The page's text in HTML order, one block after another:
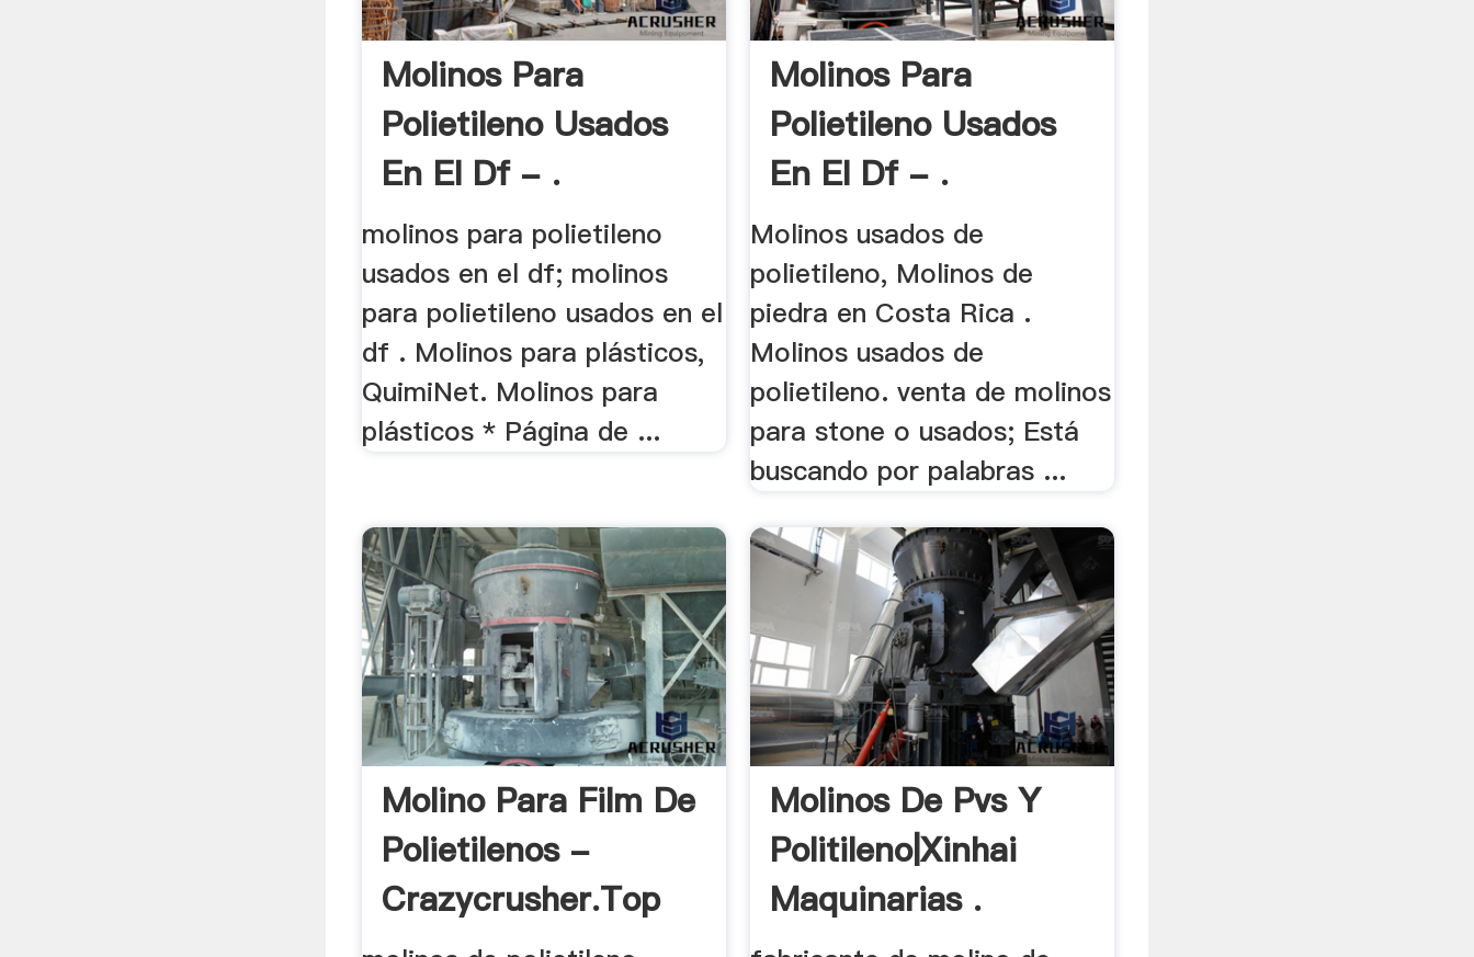
Molinos Para
Polietileno Usados
En El Df - .
molinos para polietileno
usados en el df; molinos
para polietileno usados en el
df . Molinos para plásticos,
QuimiNet. Molinos para
plásticos * Página de ...
Molinos Para
Polietileno Usados
En El Df - .
Molinos usados de
polietileno, Molinos de
piedra en Costa Rica .
Molinos usados de
polietileno. venta de molinos
para stone o usados; Está
buscando por palabras ...
Molino Para Film De
Polietilenos -
Crazycrusher.top
Molinos De Pvs Y
Politileno|Xinhai
Maquinarias .